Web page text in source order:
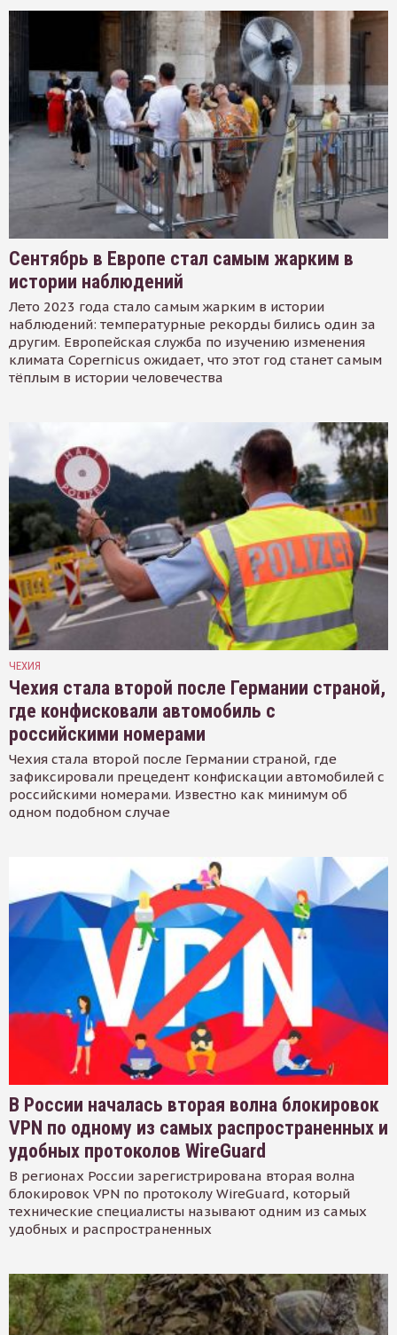
Сентябрь в Европе стал самым жарким в
истории наблюдений
Лето 2023 года стало самым жарким в истории
наблюдений: температурные рекорды бились один за
другим. Европейская служба по изучению изменения
климата Copernicus ожидает, что этот год станет самым
тёплым в истории человечества
ЧЕХИЯ
Чехия стала второй после Германии страной,
где конфисковали автомобиль с
российскими номерами
Чехия стала второй после Германии страной, где
зафиксировали прецедент конфискации автомобилей с
российскими номерами. Известно как минимум об
одном подобном случае
В России началась вторая волна блокировок
VPN по одному из самых распространенных и
удобных протоколов WireGuard
В регионах России зарегистрирована вторая волна
блокировок VPN по протоколу WireGuard, который
технические специалисты называют одним из самых
удобных и распространенных